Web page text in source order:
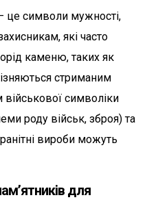
це символи мужності,
які часто
каменю, таких як
стриманим
символіки
роду військ, зброя) та
вироби можуть
для